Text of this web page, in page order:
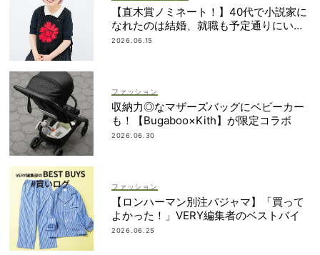
【直木賞ノミネート！】40代で小説家に
なれたのは結婚、就職も予定通りにいか
なかったから｜朝倉かすみさん
2026.06.15
ファッション
収納力◎なマザーズバッグにベビーカー
も！【Bugaboo×Kith】が限定コラボ
2026.06.30
ファッション
【ロンハーマン別注パジャマ】「買って
よかった！」VERY編集者のベストバイ
2026.06.25